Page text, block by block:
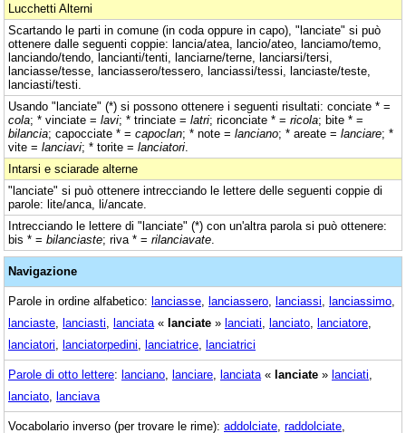
Lucchetti Alterni
Scartando le parti in comune (in coda oppure in capo), "lanciate" si può
ottenere dalle seguenti coppie: lancia/atea, lancio/ateo, lanciamo/temo,
lanciando/tendo, lancianti/tenti, lanciarne/terne, lanciarsi/tersi,
lanciasse/tesse, lanciassero/tessero, lanciassi/tessi, lanciaste/teste,
lanciasti/testi.
Usando "lanciate" (*) si possono ottenere i seguenti risultati: conciate * =
cola; * vinciate = lavi; * trinciate = latri; riconciate * = ricola; bite * =
bilancia; capocciate * = capoclan; * note = lanciano; * areate = lanciare; *
vite = lanciavi; * torite = lanciatori
Intarsi e sciarade alterne
"lanciate" si può ottenere intrecciando le lettere delle seguenti coppie di
parole: lite/anca, li/ancate.
Intrecciando le lettere di "lanciate" (*) con un'altra parola si può ottenere:
bis * = bilanciaste; riva * = rilanciavate
Navigazione
Parole in ordine alfabetico: lanciasse lanciassero lanciassi lanciassimo
lanciaste lanciasti lanciata « lanciate » lanciati lanciato lanciatore
lanciatori lanciatorpedini lanciatrice lanciatrici
Parole di otto lettere: lanciano lanciare lanciata « lanciate » lanciati
lanciato lanciava
Vocabolario inverso (per trovare le rime): addolciate raddolciate